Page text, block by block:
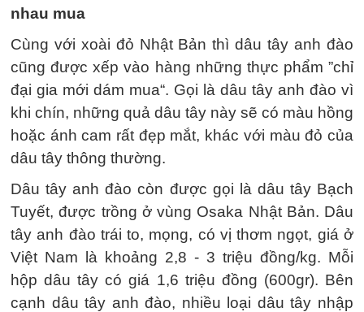
nhau mua
Cùng với xoài đỏ Nhật Bản thì dâu tây anh đào
cũng được xếp vào hàng những thực phẩm ”chỉ
đại gia mới dám mua“. Gọi là dâu tây anh đào vì
khi chín, những quả dâu tây này sẽ có màu hồng
hoặc ánh cam rất đẹp mắt, khác với màu đỏ của
dâu tây thông thường.
Dâu tây anh đào còn được gọi là dâu tây Bạch
Tuyết, được trồng ở vùng Osaka Nhật Bản. Dâu
tây anh đào trái to, mọng, có vị thơm ngọt, giá ở
Việt Nam là khoảng 2,8 - 3 triệu đồng/kg. Mỗi
hộp dâu tây có giá 1,6 triệu đồng (600gr). Bên
cạnh dâu tây anh đào, nhiều loại dâu tây nhập